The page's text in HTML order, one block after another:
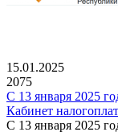
15.01.2025
2075
С 13 января 2025
Кабинет
С 13 января 2025